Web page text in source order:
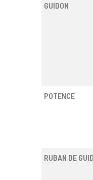
GUIDON
POTENCE
RUBAN DE